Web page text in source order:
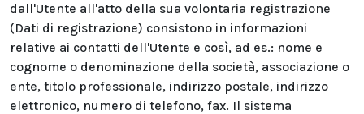
dall'Utente all'atto della sua volontaria registrazione
(Dati di registrazione) consistono in informazioni
relative ai contatti dell'Utente e così, ad es.: nome e
cognome o denominazione della società, associazione o
ente, titolo professionale, indirizzo postale, indirizzo
elettronico, numero di telefono, fax. Il sistema